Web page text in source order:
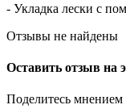
- Укладка лески с
Отзывы не найдены
Оставить отзыв на
Поделитесь